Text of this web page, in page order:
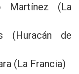
Martínez (La
(Huracán de
(La Francia)